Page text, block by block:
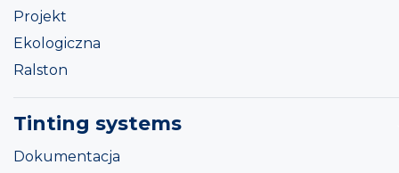
Projekt
Ekologiczna
Ralston
Tinting systems
Dokumentacja